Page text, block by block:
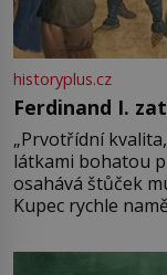
historyplus.cz
Ferdinand I.
„Prvotřídní
látkami bohatou
osahává štůček
Kupec rychle
milostpaní. Stačí